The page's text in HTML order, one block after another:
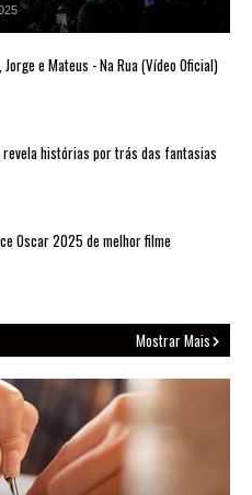
e Mateus - Na Rua (Vídeo Oficial)
revela histórias por trás das fantasias
Oscar 2025 de melhor filme
Mostrar Mais